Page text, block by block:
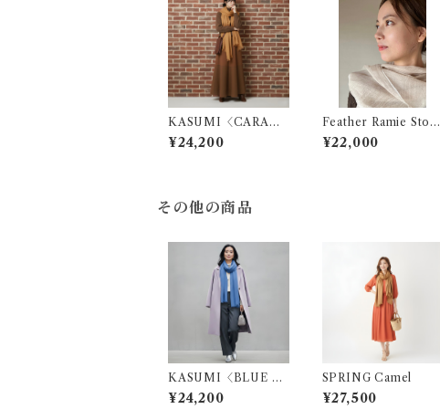
KASUMI〈CARAM
EL〉
¥24,200
Feather Ramie Stole
〈Sand Sahara〉
¥22,000
その他の商品
KASUMI〈BLUE BE
LL〉
¥24,200
SPRING Camel
¥27,500